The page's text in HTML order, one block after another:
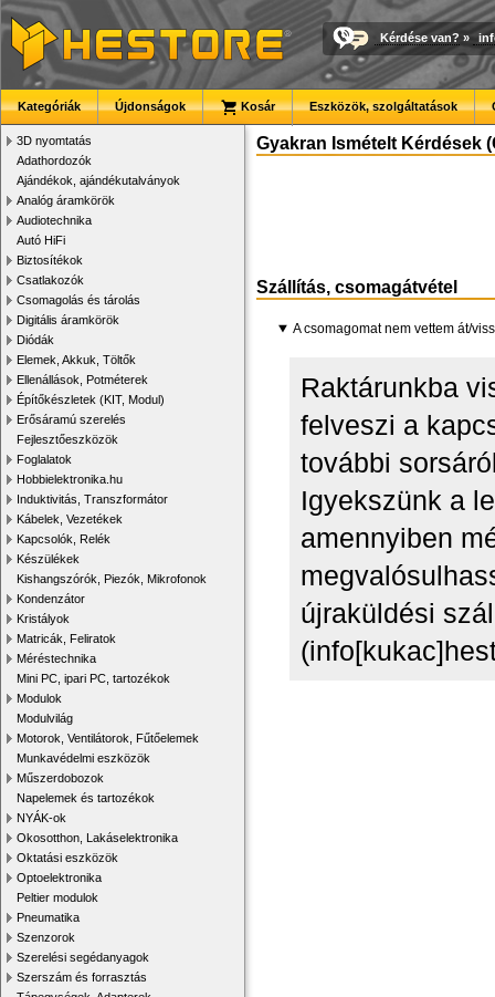
Kérdése van? »
Kategóriák Újdonságok Kosár Eszközök, szolgáltatások
3D nyomtatás
Adathordozók
Ajándékok, ajándékutalványok
Analóg áramkörök
Audiotechnika
Autó HiFi
Biztosítékok
Csatlakozók
Csomagolás és tárolás
Digitális áramkörök
Diódák
Elemek, Akkuk, Töltők
Ellenállások, Potméterek
Építőkészletek (KIT, Modul)
Erősáramú szerelés
Fejlesztőeszközök
Foglalatok
Hobbielektronika.hu
Induktivitás, Transzformátor
Kábelek, Vezetékek
Kapcsolók, Relék
Készülékek
Kishangszórók, Piezók, Mikrofonok
Kondenzátor
Kristályok
Matricák, Feliratok
Méréstechnika
Mini PC, ipari PC, tartozékok
Modulok
Modulvilág
Motorok, Ventilátorok, Fűtőelemek
Munkavédelmi eszközök
Műszerdobozok
Napelemek és tartozékok
NYÁK-ok
Okosotthon, Lakáselektronika
Oktatási eszközök
Optoelektronika
Peltier modulok
Pneumatika
Szenzorok
Szerelési segédanyagok
Szerszám és forrasztás
Gyakran Ismételt Kérdések
Szállítás, csomagátvétel
A csomagomat nem vettem át/
Raktárunkba
felveszi a
további
Igyekszünk a
amennyiben
újraküldési